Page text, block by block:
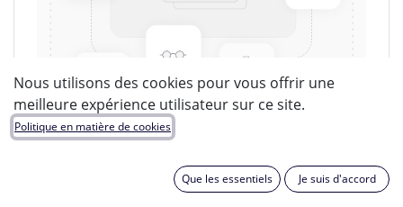
Nous utilisons des cookies pour vous offrir une
meilleure expérience utilisateur sur ce site.
Politique en matière de cookies
Que les essentiels Je suis d'accord